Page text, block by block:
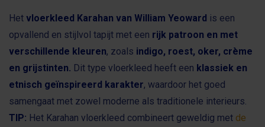
€1.380,00.
€780,00.
Het vloerkleed Karahan van William Yeoward is een
opvallend en stijlvol tapijt met een rijk patroon en met
verschillende kleuren, zoals indigo, roest, oker, crème
en grijstinten. Dit type vloerkleed heeft een klassiek en
etnisch geïnspireerd karakter, waardoor het goed
samengaat met zowel moderne als traditionele interieurs.
TIP: Het Karahan vloerkleed combineert geweldig met de